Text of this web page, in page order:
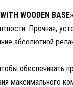
WOODEN BASE»
Прочная,
абсолютной
обеспечивать
максимального